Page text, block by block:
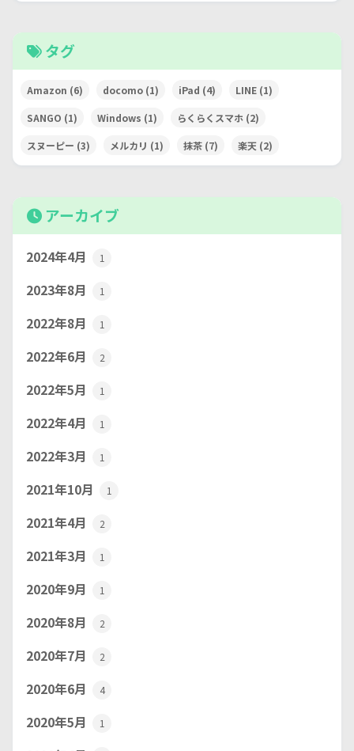
タグ
Amazon (6) docomo (1) iPad (4) LINE (1)
SANGO (1) Windows (1) らくらくスマホ (2)
スヌーピー (3) メルカリ (1) 抹茶 (7) 楽天 (2)
アーカイブ
2024年4月 1
2023年8月 1
2022年8月 1
2022年6月 2
2022年5月 1
2022年4月 1
2022年3月 1
2021年10月 1
2021年4月 2
2021年3月 1
2020年9月 1
2020年8月 2
2020年7月 2
2020年6月 4
2020年5月 1